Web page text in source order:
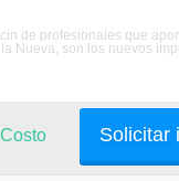
de profesionales que
Nueva, son los nuevos
Solicitar